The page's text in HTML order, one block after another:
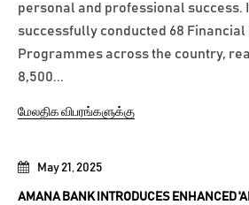
May 21, 2025
AMANA BANK INTRODUCES ENHANCED
personal and professional success.
successfully conducted 68
Programmes across the country,
8,500...
மேலதிக விபரங்களுக்கு